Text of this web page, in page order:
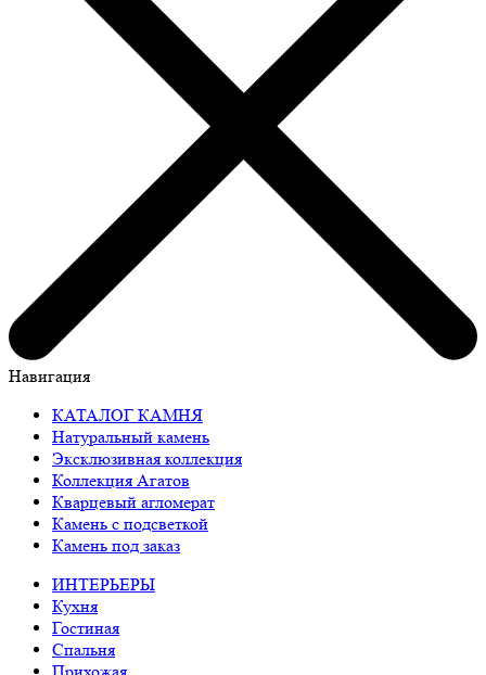
Навигация
КАТАЛОГ КАМНЯ
Натуральный камень
Эксклюзивная коллекция
Коллекция Агатов
Кварцевый агломерат
Камень с подсветкой
Камень под заказ
ИНТЕРЬЕРЫ
Кухня
Гостиная
Спальня